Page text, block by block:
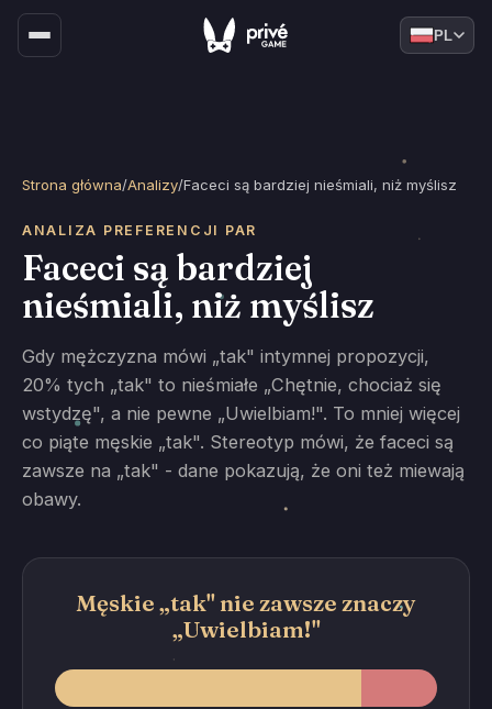
PL
Strona główna/Analizy/Faceci są bardziej nieśmiali, niż myślisz
ANALIZA PREFERENCJI PAR
Faceci są bardziej
nieśmiali, niż myślisz
Gdy mężczyzna mówi „tak" intymnej propozycji,
20% tych „tak" to nieśmiałe „Chętnie, chociaż się
wstydzę", a nie pewne „Uwielbiam!". To mniej więcej
co piąte męskie „tak". Stereotyp mówi, że faceci są
zawsze na „tak" - dane pokazują, że oni też miewają
obawy.
Męskie „tak" nie zawsze znaczy
„Uwielbiam!"